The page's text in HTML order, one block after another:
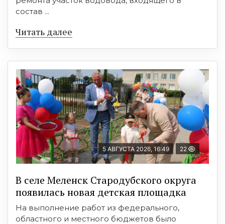
состав ...
Читать далее
5 АВГУСТА 2026, 16:49 22
В селе Меленск Стародубского округа
появилась новая детская площадка
На выполнение работ из федерального,
областного и местного бюджетов было